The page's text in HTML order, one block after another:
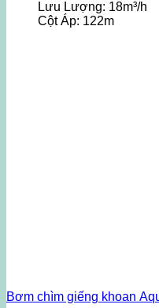
Lưu Lượng: 18m³/h
Cột Áp: 122m
Bơm chìm giếng khoan